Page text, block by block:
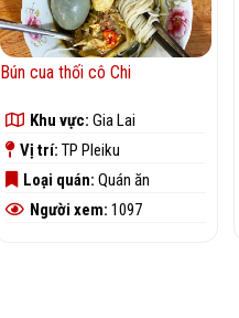
Bún cua thối cô Chi
Khu vực: Gia Lai
Vị trí: TP Pleiku
Loại quán: Quán ăn
Người xem: 1097